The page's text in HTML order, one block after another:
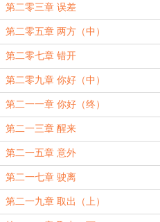
第二零三章 误差
第二零五章 两方（中）
第二零七章 错开
第二零九章 你好（中）
第二一一章 你好（终）
第二一三章 醒来
第二一五章 意外
第二一七章 驶离
第二一九章 取出（上）